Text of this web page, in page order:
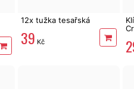
12x tužka tesařská
39 Kč